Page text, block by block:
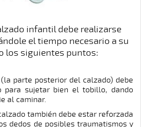
infantil debe realizarse
el tiempo necesario a su
los siguientes puntos:
parte posterior del calzado) debe
para sujetar bien el tobillo, dando
al caminar.
también debe estar reforzada
dedos de posibles traumatismos y